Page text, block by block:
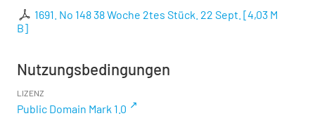
1691. No 148 38 Woche 2tes Stück. 22 Sept. [4,03 M
B]
Nutzungsbedingungen
LIZENZ
Public Domain Mark 1.0